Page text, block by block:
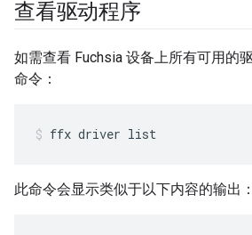
查看驱动程序
如需查看 Fuchsia 设备上所有可用的
命令：
ffx driver list
此命令会显示类似于以下内容的输出：